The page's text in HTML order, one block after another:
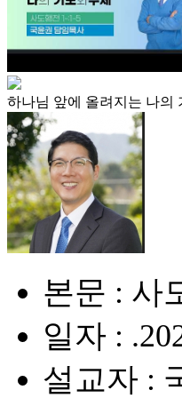
하나님 앞에 올려지는 나의
본문 : 사
일자 :
설교자 :